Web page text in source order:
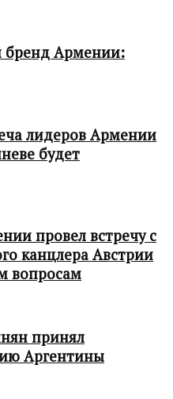
бренд Армении:
лидеров Армении
будет
провел встречу с
канцлера Австрии
вопросам
принял
Аргентины